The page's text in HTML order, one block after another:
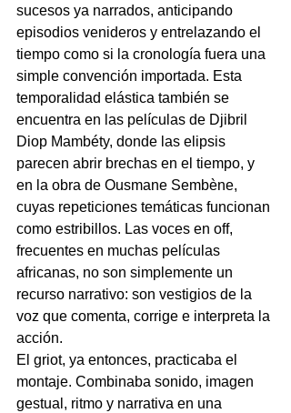
sucesos ya narrados, anticipando
episodios venideros y entrelazando el
tiempo como si la cronología fuera una
simple convención importada. Esta
temporalidad elástica también se
encuentra en las películas de Djibril
Diop Mambéty, donde las elipsis
parecen abrir brechas en el tiempo, y
en la obra de Ousmane Sembène,
cuyas repeticiones temáticas funcionan
como estribillos. Las voces en off,
frecuentes en muchas películas
africanas, no son simplemente un
recurso narrativo: son vestigios de la
voz que comenta, corrige e interpreta la
acción.
El griot, ya entonces, practicaba el
montaje. Combinaba sonido, imagen
gestual, ritmo y narrativa en una